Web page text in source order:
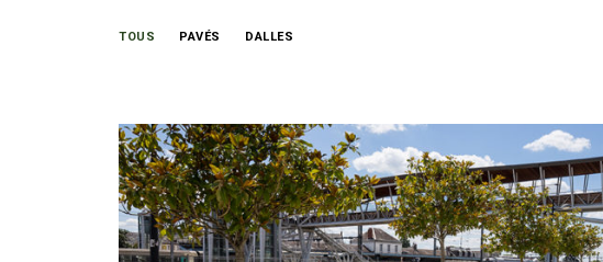
TOUS PAVÉS DALLES